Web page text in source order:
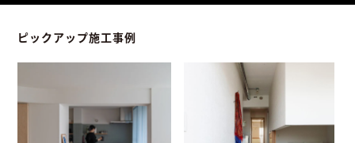
ピックアップ施工事例